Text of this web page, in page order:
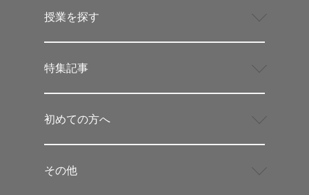
授業を探す
特集記事
初めての方へ
その他